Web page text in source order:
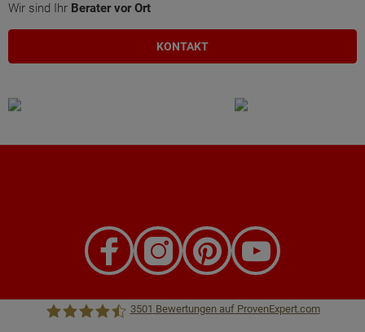
Wir sind Ihr Berater vor Ort
KONTAKT
3501 Bewertungen auf ProvenExpert.com